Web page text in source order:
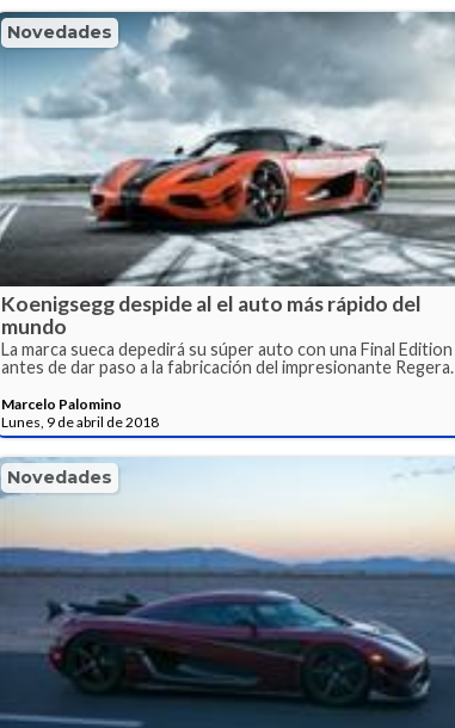
Novedades
Koenigsegg despide al el auto más rápido del
mundo
La marca sueca depedirá su súper auto con una Final Edition
antes de dar paso a la fabricación del impresionante Regera.
Marcelo Palomino
Lunes, 9 de abril de 2018
Novedades